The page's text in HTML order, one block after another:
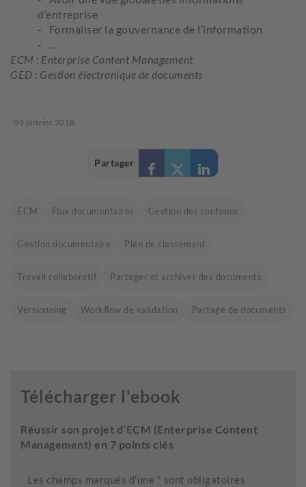
d’entreprise
Formaliser la gouvernance de l’information
…
ECM : Enterprise Content Management
GED : Gestion électronique de documents
09 janvier 2018
Partager
ECM Flux documentaires Gestion des contenus
Gestion documentaire Plan de classement
Travail collaboratif Partager et archiver des documents
Versionning Workflow de validation Partage de documents
Télécharger l'ebook
Réussir son projet d’ECM (Enterprise Content
Management) en 7 points clés
Les champs marqués d'une * sont obligatoires